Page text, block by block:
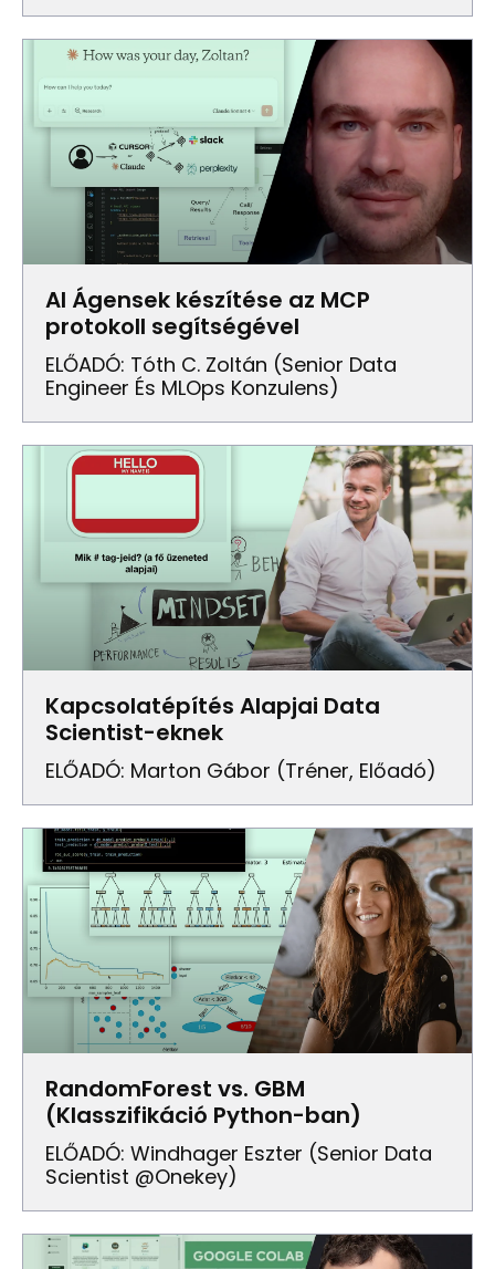
AI Ágensek készítése az MCP
protokoll segítségével
ELŐADÓ: Tóth C. Zoltán (senior Data
Engineer És MLOps Konzulens)
Kapcsolatépítés Alapjai Data
Scientist-eknek
ELŐADÓ: Marton Gábor (Tréner, Előadó)
RandomForest vs. GBM
(Klasszifikáció Python-ban)
ELŐADÓ: Windhager Eszter (Senior Data
Scientist @Onekey)